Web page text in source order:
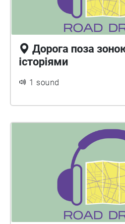
Дорога поза
історіями
1 sound